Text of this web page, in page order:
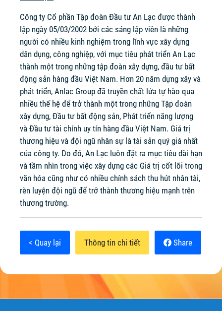
Công ty Cổ phần Tập đoàn Đầu tư An Lạc được thành
lập ngày 05/03/2002 bởi các sáng lập viên là những
người có nhiều kinh nghiệm trong lĩnh vực xây dựng
dân dụng, công nghiệp, với mục tiêu phát triển An Lạc
thành một trong những tập đoàn xây dựng, đầu tư bất
động sản hàng đầu Việt Nam. Hơn 20 năm dựng xây và
phát triển, Anlac Group đã truyền chất lửa tự hào qua
nhiều thế hệ để trở thành một trong những Tập đoàn
xây dựng, Đầu tư bất động sản, Phát triển năng lượng
và Đầu tư tài chính uy tín hàng đầu Việt Nam. Giá trị
thương hiệu và đội ngũ nhân sự là tài sản quý giá nhất
của công ty. Do đó, An Lạc luôn đặt ra mục tiêu dài hạn
và tầm nhìn trong việc xây dựng các Giá trị cốt lõi trong
văn hóa cũng như có nhiều chính sách thu hút nhân tài,
rèn luyện đội ngũ để trở thành thương hiệu mạnh trên
thương trường.
< Quay lại Thông tin chi tiết Share